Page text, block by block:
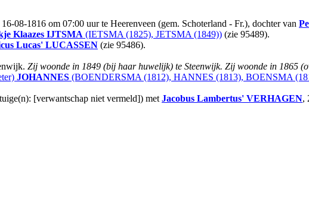
08-1816 om 07:00 uur te Heerenveen (gem. Schoterland - Fr.), dochter van
Klaazes IJTSMA (IETSMA (1825), JETSMA (1849)) (zie 95489).
Lucas' LUCASSEN (zie 95486).
Zij woonde in 1849 (bij haar huwelijk) te Steenwijk. Zij woonde in 1865
JOHANNES (BOENDERSMA (1812), HANNES (1813), BOENSMA
[verwantschap niet vermeld]) met Jacobus Lambertus' VERHAGEN,